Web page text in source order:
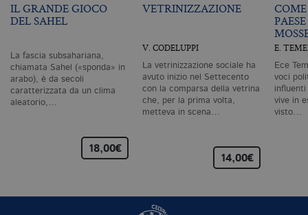
IL GRANDE GIOCO
DEL SAHEL
La fascia subsahariana,
chiamata Sahel («sponda» in
arabo), è da secoli
caratterizzata da un clima
aleatorio,…
18,00€
VETRINIZZAZIONE
V. CODELUPPI
La vetrinizzazione sociale ha
avuto inizio nel Settecento
con la comparsa della vetrina
che, per la prima volta,
metteva in scena…
14,00€
E.
Ece
voci
influenti
vive in
visto…
_gid
.bollatiboringhieri.it 1 giorno